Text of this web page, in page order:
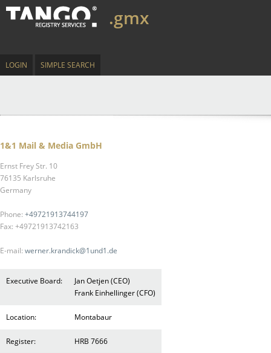
.gmx
LOGIN SIMPLE SEARCH
1&1 Mail & Media GmbH
Ernst Frey Str. 10
76135 Karlsruhe
Germany
Phone: +49721913744197
Fax: +49721913742163
E-mail: werner.krandick@1und1.de
Executive Board:
Jan Oetjen (CEO)
Frank Einhellinger (CFO)
Location: Montabaur
Register: HRB 7666